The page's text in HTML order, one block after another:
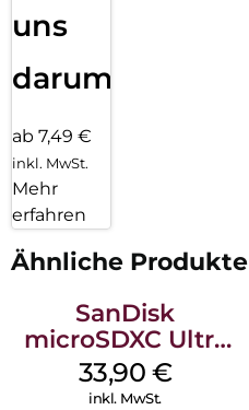
uns
darum!
ab 7,49 €
inkl. MwSt.
Mehr
erfahren
Ähnliche Produkte
SanDisk
microSDXC Ultra
128 GB + Adapter
Mobile
33,90 €
inkl. MwSt.